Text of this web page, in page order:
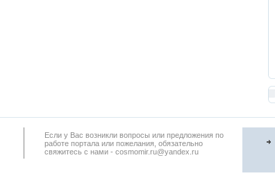
Если у Вас возникли вопросы или предложения по
работe портала или пожелания, обязательно
свяжитесь с нами - cosmomir.ru@yandex.ru